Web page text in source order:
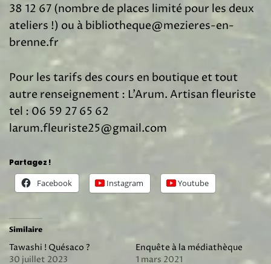
38 12 67 (nombre de places limité pour les deux
ateliers !) ou à bibliotheque@mezieres-en-
brenne.fr
Pour les tarifs des cours en boutique et tout
autre renseignement : L’Arum. Artisan fleuriste
tel : 06 59 27 65 62
larum.fleuriste25@gmail.com
Partagez !
Facebook Instagram Youtube
Similaire
Tawashi ! Quésaco ?
30 juillet 2023
Enquête à la médiathèque
1 mars 2021